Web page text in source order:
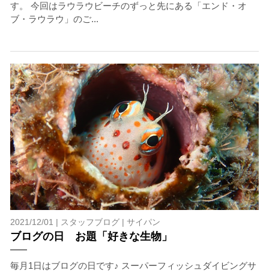
す。 今回はラウラウビーチのずっと先にある「エンド・オ
ブ・ラウラウ」のご...
2021/12/01 | スタッフブログ| サイパン
ブログの日 お題「好きな生物」
毎月1日はブログの日です♪ スーパーフィッシュダイビングサ